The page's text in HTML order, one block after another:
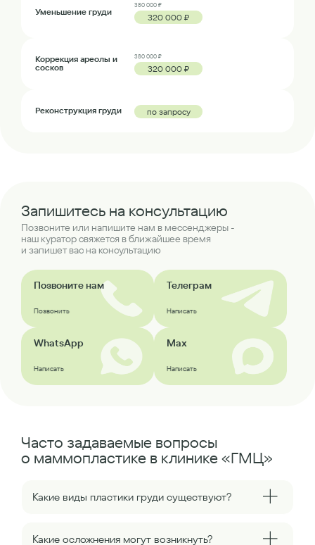
Уменьшение груди
380 000 ₽
320 000 ₽
Коррекция ареолы и
сосков
380 000 ₽
320 000 ₽
Реконструкция груди по запросу
Запишитесь на консультацию
Позвоните или напишите нам в мессенджеры -
наш куратор свяжется в ближайшее время
и запишет вас на консультацию
Позвоните нам
Позвонить
Телеграм
Написать
WhatsApp
Написать
Max
Написать
Часто задаваемые вопросы
о маммопластике в клинике «ГМЦ»
Какие виды пластики груди существуют?
Какие осложнения могут возникнуть?